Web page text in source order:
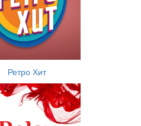
Ретро Хит